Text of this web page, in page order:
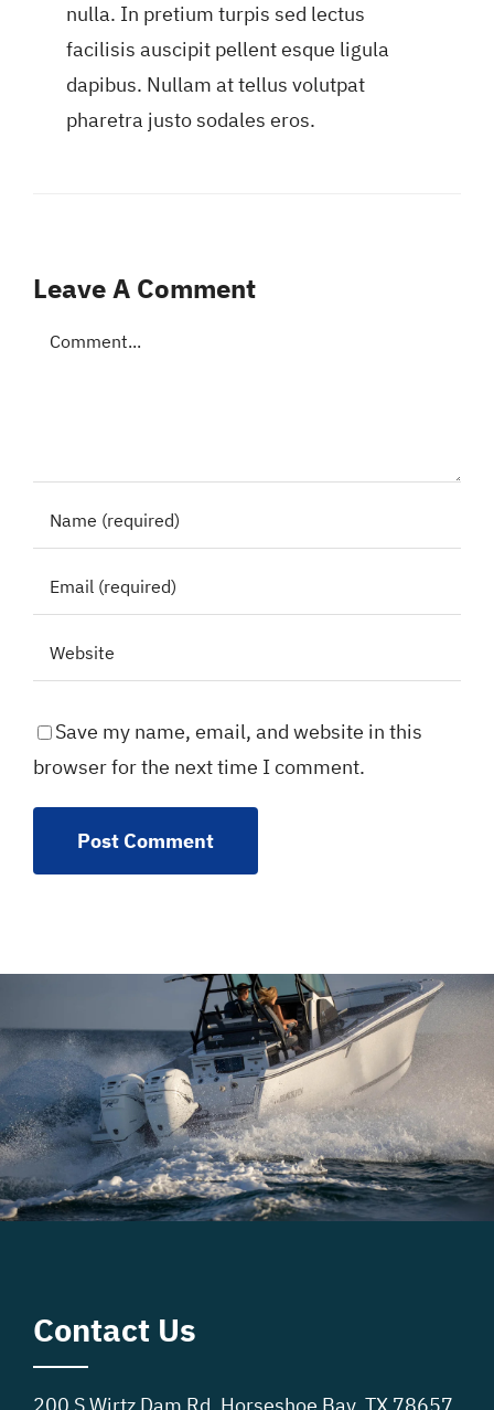
nulla. In pretium turpis sed lectus
facilisis auscipit pellent esque ligula
dapibus. Nullam at tellus volutpat
pharetra justo sodales eros.
Leave A Comment
Comment
Save my name, email, and website in this
browser for the next time I comment.
Contact Us
200 S Wirtz Dam Rd, Horseshoe Bay, TX 78657